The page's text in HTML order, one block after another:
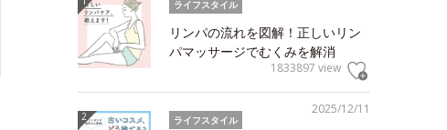
ライフスタイル
リンパの流れを図解！正しいリン
パマッサージでむくみを解消
1833897 view
2025/12/11
ライフスタイル